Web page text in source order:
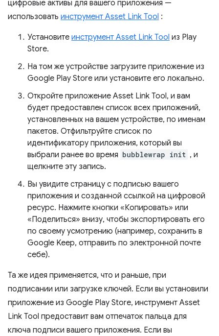
цифровые активы для вашего приложения —
использовать инструмент Asset Link Tool :
Установите инструмент Asset Link Tool из Play
Store.
На том же устройстве загрузите приложение из
Google Play Store или установите его локально.
Откройте приложение Asset Link Tool, и вам
будет предоставлен список всех приложений,
установленных на вашем устройстве, по именам
пакетов. Отфильтруйте список по
идентификатору приложения, который вы
выбрали ранее во время bubblewrap init , и
щелкните эту запись.
Вы увидите страницу с подписью вашего
приложения и созданной ссылкой на цифровой
ресурс. Нажмите кнопки «Копировать» или
«Поделиться» внизу, чтобы экспортировать его
по своему усмотрению (например, сохранить в
Google Keep, отправить по электронной почте
себе).
Та же идея применяется, что и раньше, при
подписании или загрузке ключей. Если вы установили
приложение из Google Play Store, инструмент Asset
Link Tool предоставит вам отпечаток пальца для
ключа подписи вашего приложения. Если вы